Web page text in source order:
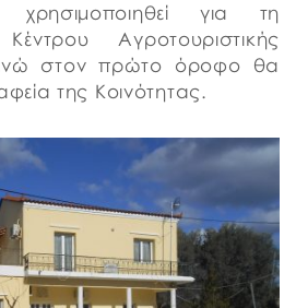
χρησιμοποιηθεί για τη
Αγροτουριστικής
στον πρώτο όροφο θα
της Κοινότητας.